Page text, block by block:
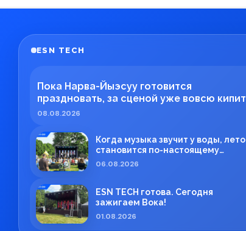
ESN TECH
Пока Нарва-Йыэсуу готовится
праздновать, за сценой уже вовсю кипит
работа!
08.08.2026
Когда музыка звучит у воды, лето
становится по-настоящему
особенным.
06.08.2026
ESN TECH готова. Сегодня
зажигаем Вока!
01.08.2026